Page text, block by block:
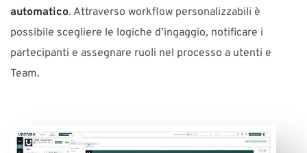
automatico. Attraverso workflow personalizzabili è
possibile scegliere le logiche d’ingaggio, notificare i
partecipanti e assegnare ruoli nel processo a utenti e
Team.